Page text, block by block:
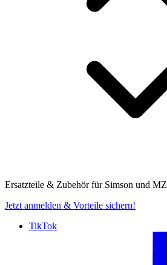
Ersatzteile & Zubehör für Simson und MZ
Jetzt anmelden & Vorteile sichern!
TikTok